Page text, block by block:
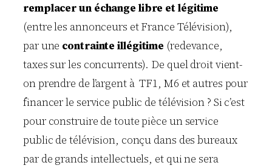
remplacer un échange libre et légitime
(entre les annonceurs et France Télévision),
par une contrainte illégitime (redevance,
taxes sur les concurrents). De quel droit vient-
on prendre de l’argent à TF1, M6 et autres pour
financer le service public de télévision ? Si c’est
pour construire de toute pièce un service
public de télévision, conçu dans des bureaux
par de grands intellectuels, et qui ne sera